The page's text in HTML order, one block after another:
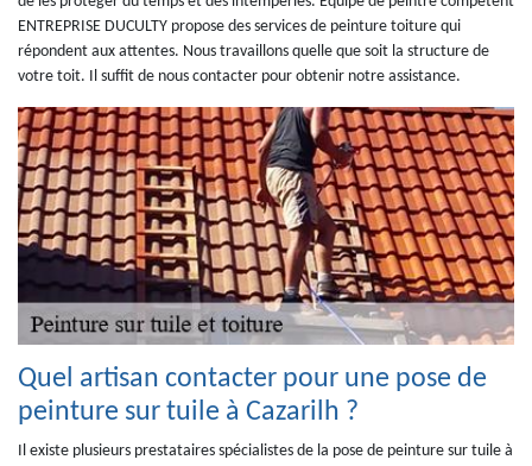
ENTREPRISE DUCULTY propose des services de peinture toiture qui
répondent aux attentes. Nous travaillons quelle que soit la structure de
votre toit. Il suffit de nous contacter pour obtenir notre assistance.
Quel artisan contacter pour une pose de
peinture sur tuile à Cazarilh ?
Il existe plusieurs prestataires spécialistes de la pose de peinture sur tuile à